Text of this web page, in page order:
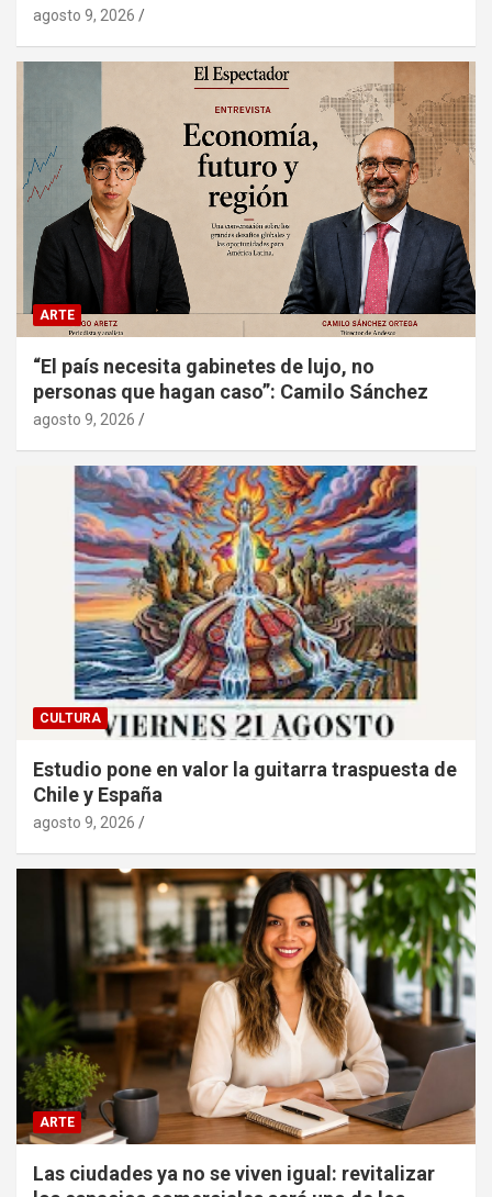
agosto 9, 2026
ARTE
“El país necesita gabinetes de lujo, no
personas que hagan caso”: Camilo Sánchez
agosto 9, 2026
CULTURA
Estudio pone en valor la guitarra traspuesta de
Chile y España
agosto 9, 2026
ARTE
Las ciudades ya no se viven igual: revitalizar